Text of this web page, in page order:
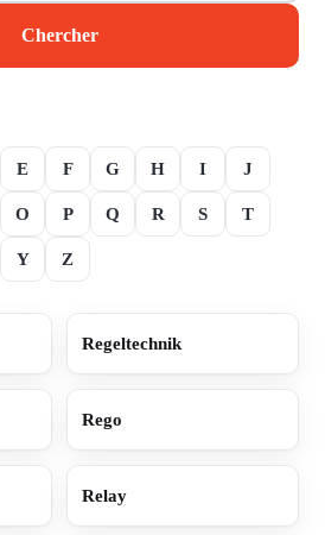
Chercher
E F G H I J
O P Q R S T
Y Z
Regeltechnik
Rego
Relay